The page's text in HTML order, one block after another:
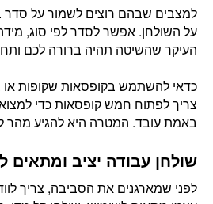
למצבים שבהם רוצים לשמור על סדר
על השולחן. אפשר לסדר לפי סוג,
העיקר שהשיטה תהיה ברורה לכם
כדאי להשתמש בקופסאות שקופות או
צריך לפתוח חמש קופסאות כדי
באמת עובד. המטרה היא להגיע מהר
שולחן עבודה יציב ומתאים
לפני שמארגנים את הסביבה, צריך